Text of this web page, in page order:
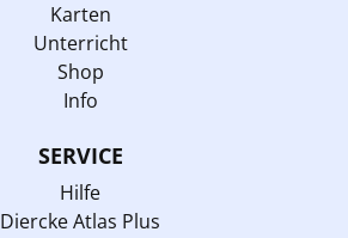
Karten
Unterricht
Shop
Info
SERVICE
Hilfe
Diercke Atlas Plus